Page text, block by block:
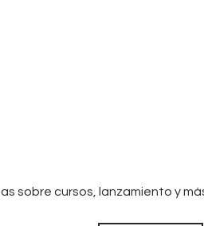
sobre cursos, lanzamiento y